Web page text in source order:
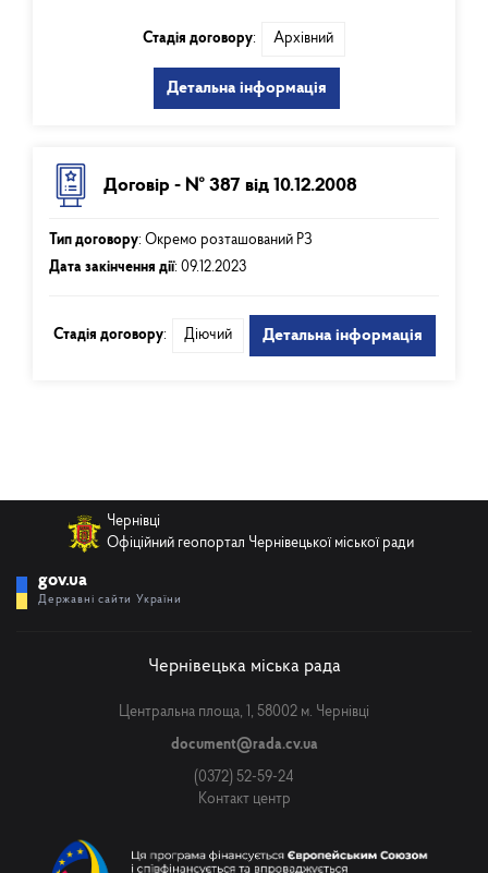
Стадія договору: Архівний
Детальна інформація
Договір - № 387 від 10.12.2008
Тип договору: Окремо розташований РЗ
Дата закінчення дії: 09.12.2023
Стадія договору: Діючий Детальна інформація
Чернівці
Офіційний геопортал Чернівецької міської ради
gov.ua
Державні сайти України
Чернівецька міська рада
Центральна площа, 1, 58002 м. Чернівці
document@rada.cv.ua
(0372) 52-59-24
Контакт центр